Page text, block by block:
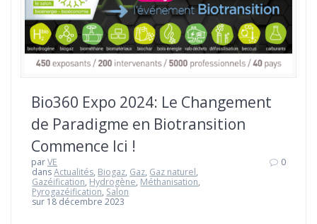
Bio360 Expo 2024: Le Changement
de Paradigme en Biotransition
Commence Ici !
parVE
dansActualités, Biogaz, Gaz, Gaz naturel,
Gazéification, Hydrogène, Méthanisation,
Pyrogazéification, Salon
sur 18 décembre 2023
0